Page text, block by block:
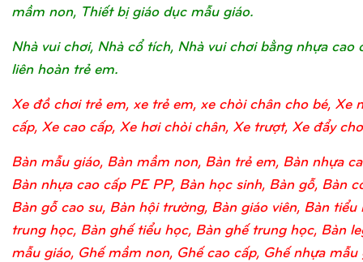
mầm non, Thiết bị giáo dục mẫu giáo.
Nhà vui chơi, Nhà cổ tích, Nhà vui chơi bằng nhựa cao
liên hoàn trẻ em.
Xe đồ chơi trẻ em, xe trẻ em, xe chòi chân cho bé, Xe
cấp, Xe cao cấp, Xe hơi chòi chân, Xe trượt, Xe đẩy
Bàn mẫu giáo, Bàn mầm non, Bàn trẻ em, Bàn nhựa
Bàn nhựa cao cấp PE PP, Bàn học sinh, Bàn gỗ, Bàn
Bàn gỗ cao su, Bàn hội trường, Bàn giáo viên, Bàn tiểu
trung học, Bàn ghế tiểu học, Bàn ghế trung học, Bàn
mẫu giáo, Ghế mầm non, Ghế cao cấp, Ghế nhựa mẫu